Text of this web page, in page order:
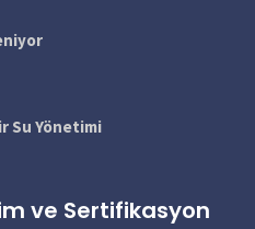
Su Yönetimi
ve Sertifikasyon